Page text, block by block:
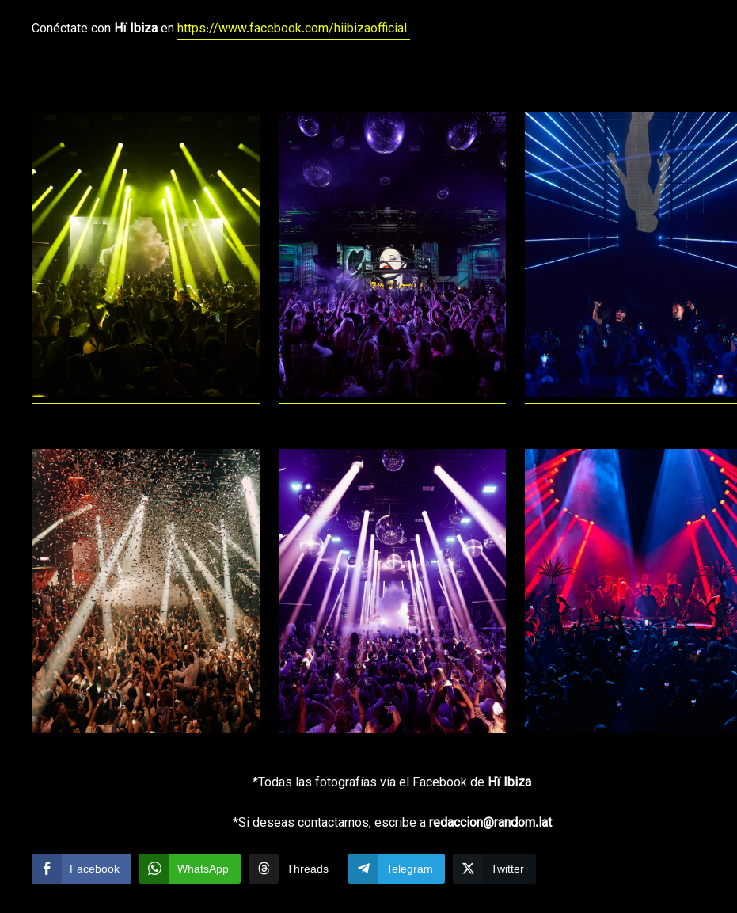
Conéctate con Hï Ibizaenhttps://www.facebook.com/hiibizaofficial
*Todas las fotografías vía el Facebook de Hï Ibiza
*Si deseas contactarnos, escribe aredaccion@random.lat
Facebook WhatsApp Threads Telegram Twitter